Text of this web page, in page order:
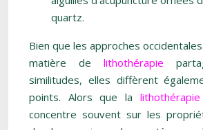
quartz.
Bien que les approches
matière de lithothérapie
similitudes, elles diffèrent
points. Alors que la
concentre souvent sur les